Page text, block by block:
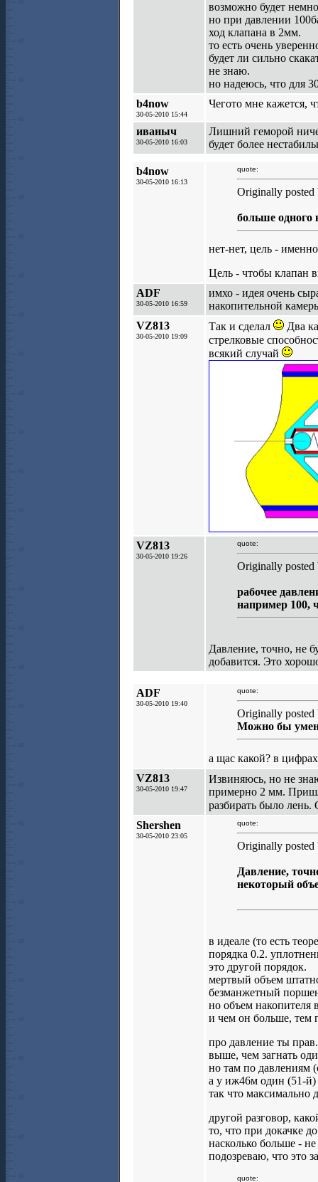
возможно будет
но при давлении
ход клапана в 2мм.
то есть очень
будет ли сильно
не знаю.
но надеюсь, что для
b4now
30-05-2010 15:44
Чегото мне кажется,
иваныч
30-05-2010 16:03
Лишний геморой
будет более
b4now
30-05-2010 16:13
quote:
Originally
больше одного
нет-нет, цель -
Цель - чтобы клапан
ADF
30-05-2010 16:59
имхо - идея очень
накопительной
VZ813
30-05-2010 19:09
Так и сделал
Два
стрелковые
всякий случай
VZ813
30-05-2010 19:26
quote:
Originally posted
рабочее
например 100,
Давление, точно, не
добавится. Это
ADF
30-05-2010 19:40
quote:
Originally
Можно бы
а щас какой? в
VZ813
30-05-2010 19:47
Извиняюсь, но не
примерно 2 мм.
разбирать было
Shershen
30-05-2010 23:05
quote:
Originally
Давление,
некоторый
в идеале (то есть
порядка 0.2.
это другой порядок.
мертвый объем
безманжетный
но объем накопителя
и чем он больше, тем
про давление ты прав.
выше, чем загнать
но там по давлениям
а у иж46м один (51-й)
так что максимально
другой разговор,
то, что при докачке
насколько больше -
подозреваю, что это
quote: